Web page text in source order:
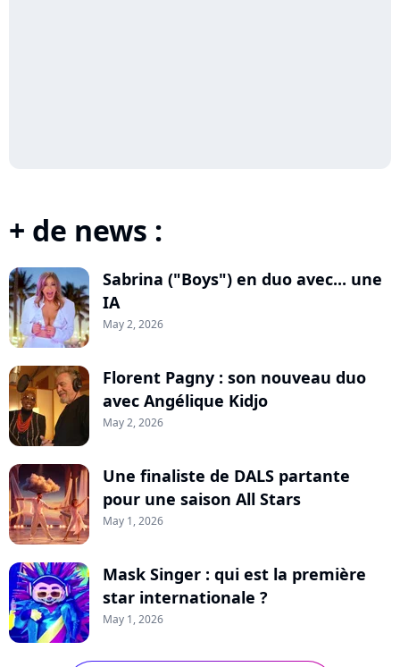
+ de news :
Sabrina ("Boys") en duo avec... une
IA
May 2, 2026
Florent Pagny : son nouveau duo
avec Angélique Kidjo
May 2, 2026
Une finaliste de DALS partante
pour une saison All Stars
May 1, 2026
Mask Singer : qui est la première
star internationale ?
May 1, 2026